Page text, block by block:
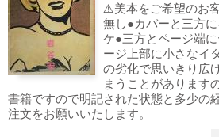
⚠️美本をご希望のお
無し●カバーと三方
ケ●三方とページ端
ージ上部に小さなイ
の劣化で思いきり広
まうことがあります
書籍ですので明記された状態と多少の
注文をお願いいたします。